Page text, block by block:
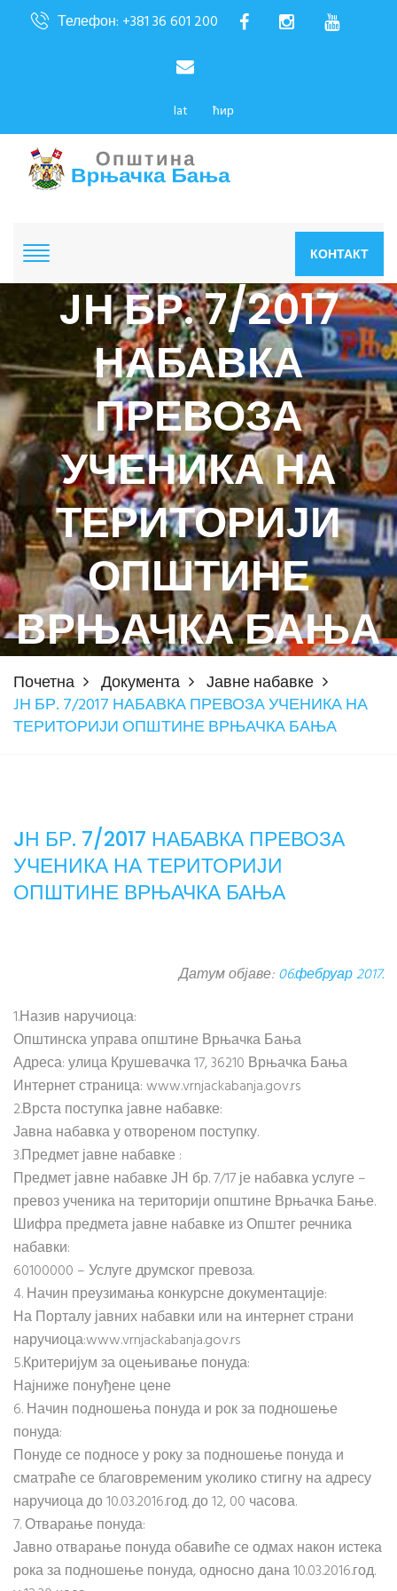
Телефон: +381 36 601 200
lat ћир
КОНТАКТ
JН БР. 7/2017
НАБАВКА
ПРЕВОЗА
УЧЕНИКА НА
ТЕРИТОРИЈИ
ОПШТИНЕ
ВРЊАЧКА БАЊА
Почетна Документа
Јавне набавке
JН БР. 7/2017 НАБАВКА ПРЕВОЗА УЧЕНИКА НА
ТЕРИТОРИЈИ ОПШТИНЕ ВРЊАЧКА БАЊА
JН БР. 7/2017 НАБАВКА ПРЕВОЗА
УЧЕНИКА НА ТЕРИТОРИЈИ
ОПШТИНЕ ВРЊАЧКА БАЊА
Датум објаве:06.фебруар 2017.
1.Назив наручиоца:
Општинска управа општине Врњачка Бања
Адреса: улица Крушевачка 17, 36210 Врњачка Бања
Интернет страница: www.vrnjackabanja.gov.rs
2.Врста поступка јавне набавке:
Јавна набавка у отвореном поступку.
3.Предмет јавне набавке :
Предмет јавне набавке ЈН бр. 7/17 је набавка услуге –
превоз ученика на територији општине Врњачка Бање.
Шифра предмета јавне набавке из Општег речника
набавки:
60100000 – Услуге друмског превоза.
4. Начин преузимања конкурсне документације:
На Порталу јавних набавки или на интернет страни
наручиоца:www.vrnjackabanja.gov.rs
5.Критеријум за оцењивање понуда:
Најниже понуђене цене
6. Начин подношења понуда и рок за подношење
понуда:
Понуде се подносе у року за подношење понуда и
сматраће се благовременим уколико стигну на адресу
наручиоца до 10.03.2016.год. до 12, 00 часова.
7. Отварање понуда:
Јавно отварање понуда обавиће се одмах након истека
рока за подношење понуда, односно дана 10.03.2016.год.